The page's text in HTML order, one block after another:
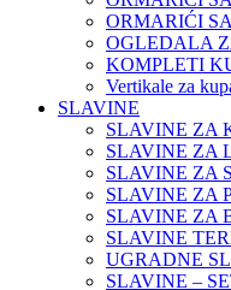
ORMARIĆI
OGLEDALA
KOMPLETI
Vertikale za
SLAVINE
SLAVINE ZA
SLAVINE ZA
SLAVINE ZA
SLAVINE ZA
SLAVINE ZA
SLAVINE
UGRADNE
SLAVINE –